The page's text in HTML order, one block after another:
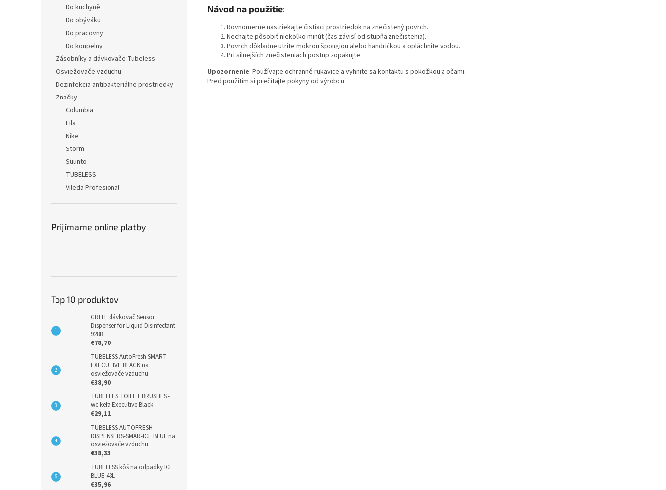
Do kuchyně
Do obýváku
Do pracovny
Do koupelny
Zásobníky a dávkovače Tubeless
Osviežovače vzduchu
Dezinfekcia antibakteriálne prostriedky
Značky
Columbia
Fila
Nike
Storm
Suunto
TUBELESS
Vileda Profesional
Prijímame online platby
Top 10 produktov
GRITE dávkovač Sensor
Dispenser for Liquid Disinfectant
928B
€78,70
TUBELESS AutoFresh SMART-
EXECUTIVE BLACK na
osviežovače vzduchu
€38,90
TUBELEES TOILET BRUSHES -
wc kefa Executive Black
€29,11
TUBELESS AUTOFRESH
DISPENSERS-SMAR-ICE BLUE na
osviežovače vzduchu
€38,33
TUBELESS kôš na odpadky ICE
BLUE 43L
€35,96
Návod na použitie:
Rovnomerne nastriekajte čistiaci prostriedok na znečistený povrch.
Nechajte pôsobiť niekoľko minút (čas závisí od stupňa znečistenia).
Povrch dôkladne utrite mokrou špongiou alebo handričkou a opláchnite vodou.
Pri silnejších znečisteniach postup zopakujte.
Upozornenie: Používajte ochranné rukavice a vyhnite sa kontaktu s pokožkou a očami.
Pred použitím si prečítajte pokyny od výrobcu.